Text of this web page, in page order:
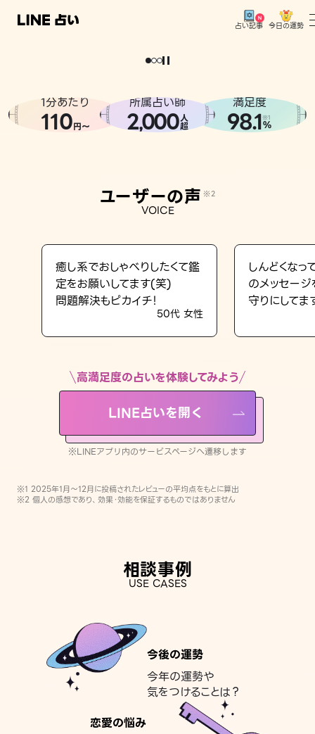
占い記事 今日の運勢
相談事例
占い記事
LINE占いを開く
※LINEアプリ内のサービスページへ遷移します
どうせなら
。
1分あたり
110円〜
所属占い師
2,000人
超
満足度
98.1※1
%
ユーザーの声 ※2
VOICE
癒し系でおしゃべりしたくて鑑
定をお願いしてます(笑)
問題解決もピカイチ！
50代 女性
しんどくなっ
のメッセー
守りにしてま
高満足度の占いを体験してみよう
LINE占いを開く
※LINEアプリ内のサービスページへ遷移します
※1 2025年1月〜12月に投稿されたレビューの平均点をもとに算出
※2 個人の感想であり、効果・効能を保証するものではありません
相談事例
USE CASES
今後の運勢
今年の運勢や
気をつけることは？
恋愛の悩み